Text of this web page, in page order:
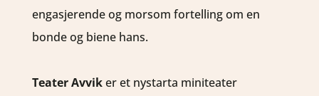
engasjerende og morsom fortelling om en
bonde og biene hans.
Teater Avviker et nystarta miniteater